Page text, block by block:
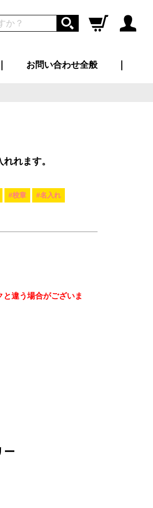
ログイン
お問い合わせ全般
れます。
#校章 #名入れ
違う場合がございま
ー